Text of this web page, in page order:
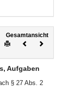
Gesamtansicht
DruckenVorheriges
Aufgaben
§ 27 Abs. 2